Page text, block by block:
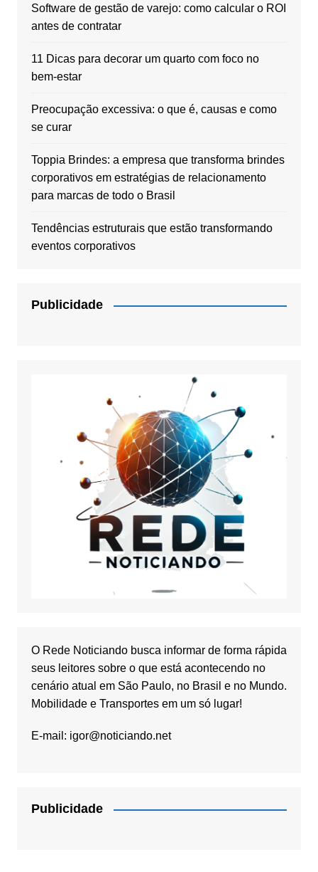
Software de gestão de varejo: como calcular o ROI
antes de contratar
11 Dicas para decorar um quarto com foco no
bem-estar
Preocupação excessiva: o que é, causas e como
se curar
Toppia Brindes: a empresa que transforma brindes
corporativos em estratégias de relacionamento
para marcas de todo o Brasil
Tendências estruturais que estão transformando
eventos corporativos
Publicidade
O Rede Noticiando busca informar de forma rápida
seus leitores sobre o que está acontecendo no
cenário atual em São Paulo, no Brasil e no Mundo.
Mobilidade e Transportes em um só lugar!
E-mail: igor@noticiando.net
Publicidade